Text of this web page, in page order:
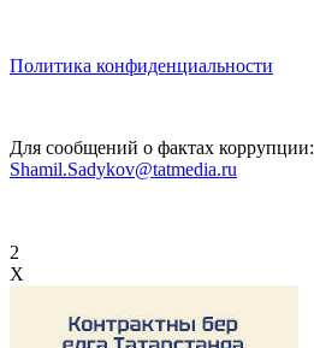
Политика конфиденциальности
Для сообщений о фактах коррупции:
Shamil.Sadykov@tatmedia.ru
2
X